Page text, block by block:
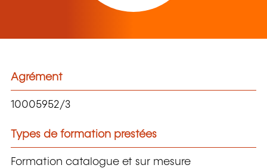
Agrément
10005952/3
Types de formation prestées
Formation catalogue et sur mesure